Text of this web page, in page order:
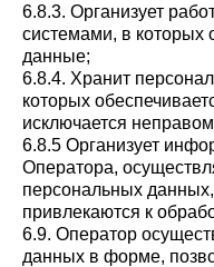
6.8.3. Организует
системами, в
данные;
6.8.4. Хранит
которых
исключается
6.8.5 Организует
Оператора,
персональных
привлекаются к
6.9. Оператор
данных в форме,